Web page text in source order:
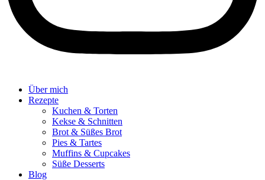
Über mich
Rezepte
Kuchen & Torten
Kekse & Schnitten
Brot & Süßes Brot
Pies & Tartes
Muffins & Cupcakes
Süße Desserts
Blog